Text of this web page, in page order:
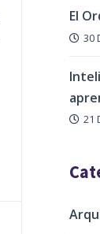
El
30
21